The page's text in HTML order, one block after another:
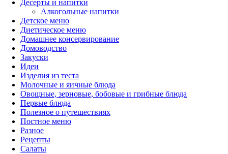
Десерты и напитки
Алкогольные напитки
Детское меню
Диетическое меню
Домашнее консервирование
Домоводство
Закуски
Идеи
Изделия из теста
Молочные и яичные блюда
Овощные, зерновые, бобовые и грибные блюда
Первые блюда
Полезное о путешествиях
Постное меню
Разное
Рецепты
Салаты